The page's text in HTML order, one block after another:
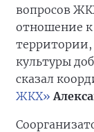
вопросов
отношение
территории,
культуры
сказал
ЖКХ»